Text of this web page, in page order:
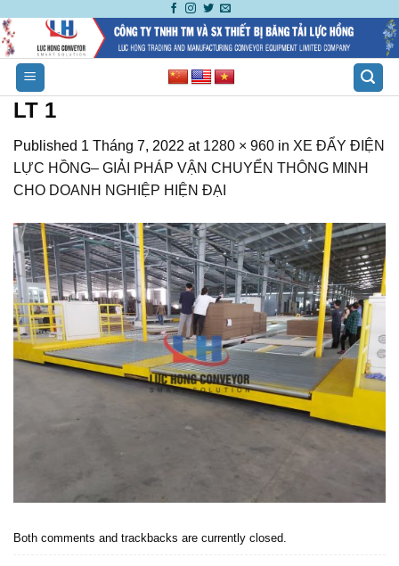
to
content
LT 1
Published 1 Tháng 7, 2022 at 1280 × 960 in XE ĐẨY ĐIỆN
LỰC HỒNG– GIẢI PHÁP VẬN CHUYỂN THÔNG MINH
CHO DOANH NGHIỆP HIỆN ĐẠI
Both comments and trackbacks are currently closed.